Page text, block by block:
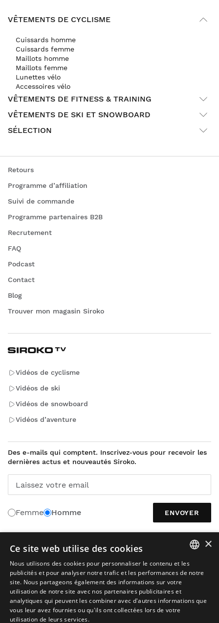
VÊTEMENTS DE CYCLISME
Cuissards homme
Cuissards femme
Maillots homme
Maillots femme
Lunettes vélo
Accessoires vélo
VÊTEMENTS DE FITNESS & TRAINING
VÊTEMENTS DE SKI ET SNOWBOARD
SÉLECTION
Retours
Programme d’affiliation
Suivi de commande
Programme partenaires B2B
Recrutement
FAQ
Podcast
Contact
Blog
Trouver mon magasin Siroko
Vidéos de cyclisme
Vidéos de ski
Vidéos de snowboard
Vidéos d’aventure
Des e-mails qui comptent. Inscrivez-vous pour recevoir les
dernières actus et nouveautés Siroko.
Laissez votre email
Femme Homme ENVOYER
FRANÇAIS
Avis juridique Cookies
ENGLISH
GREEK
×
Ce site web utilise des cookies
Nous utilisons des cookies pour personnaliser le contenu et les
publicités et pour analyser notre trafic et les performances de notre
site. Nous partageons également des informations sur votre
utilisation de notre site avec nos partenaires publicitaires et
analytiques qui peuvent les combiner avec d'autres informations que
vous leur avez fournies ou qu'ils ont collectées lors de votre
utilisation de leurs services.